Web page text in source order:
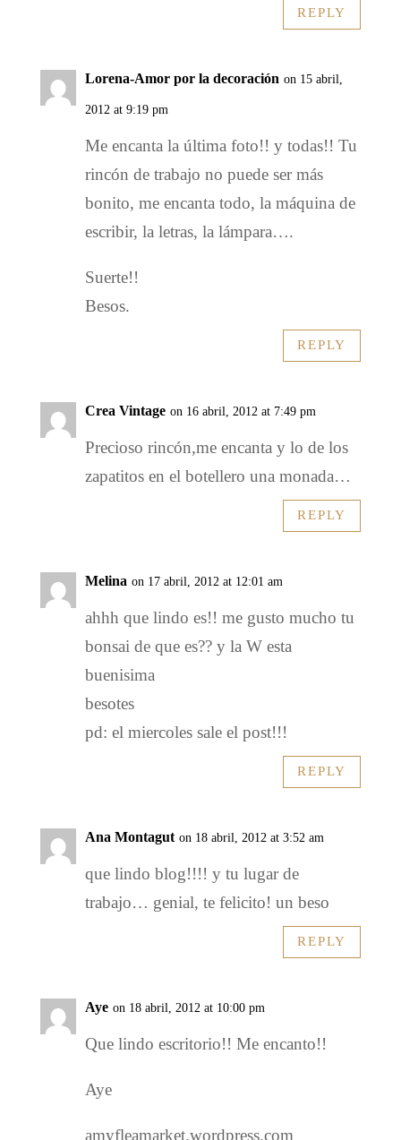
REPLY
Lorena-Amor por la decoración on 15 abril,
2012 at 9:19 pm
Me encanta la última foto!! y todas!! Tu
rincón de trabajo no puede ser más
bonito, me encanta todo, la máquina de
escribir, la letras, la lámpara….
Suerte!!
Besos.
REPLY
Crea Vintage on 16 abril, 2012 at 7:49 pm
Precioso rincón,me encanta y lo de los
zapatitos en el botellero una monada…
REPLY
Melina on 17 abril, 2012 at 12:01 am
ahhh que lindo es!! me gusto mucho tu
bonsai de que es?? y la W esta
buenisima
besotes
pd: el miercoles sale el post!!!
REPLY
Ana Montagut on 18 abril, 2012 at 3:52 am
que lindo blog!!!! y tu lugar de
trabajo… genial, te felicito! un beso
REPLY
Aye on 18 abril, 2012 at 10:00 pm
Que lindo escritorio!! Me encanto!!
Aye
amyfleamarket.wordpress.com